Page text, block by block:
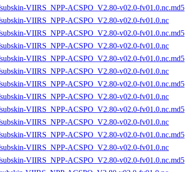
VIIRS_NPP-ACSPO_V2.80-v02.0-fv01.0.nc.md5
VIIRS_NPP-ACSPO_V2.80-v02.0-fv01.0.nc
VIIRS_NPP-ACSPO_V2.80-v02.0-fv01.0.nc.md5
VIIRS_NPP-ACSPO_V2.80-v02.0-fv01.0.nc
VIIRS_NPP-ACSPO_V2.80-v02.0-fv01.0.nc.md5
VIIRS_NPP-ACSPO_V2.80-v02.0-fv01.0.nc
VIIRS_NPP-ACSPO_V2.80-v02.0-fv01.0.nc.md5
VIIRS_NPP-ACSPO_V2.80-v02.0-fv01.0.nc
VIIRS_NPP-ACSPO_V2.80-v02.0-fv01.0.nc.md5
VIIRS_NPP-ACSPO_V2.80-v02.0-fv01.0.nc
VIIRS_NPP-ACSPO_V2.80-v02.0-fv01.0.nc.md5
VIIRS_NPP-ACSPO_V2.80-v02.0-fv01.0.nc
VIIRS_NPP-ACSPO_V2.80-v02.0-fv01.0.nc.md5